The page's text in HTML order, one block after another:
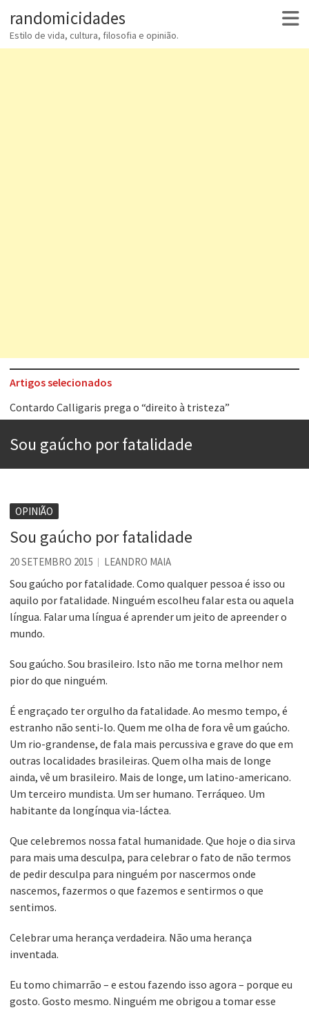
randomicidades
Estilo de vida, cultura, filosofia e opinião.
Artigos selecionados
Contardo Calligaris prega o “direito à tristeza”
Os causos de Jorge Luis Borges
Se queres salvar o mundo, o veganismo não é a resposta
Tem que filmar isso daí
A construção da urbanidade
Aprender a fracassar é o segredo do sucesso
Sou gaúcho por fatalidade
OPINIÃO
Sou gaúcho por fatalidade
20 SETEMBRO 2015 LEANDRO MAIA
Sou gaúcho por fatalidade. Como qualquer pessoa é isso ou
aquilo por fatalidade. Ninguém escolheu falar esta ou aquela
língua. Falar uma língua é aprender um jeito de apreender o
mundo.
Sou gaúcho. Sou brasileiro. Isto não me torna melhor nem
pior do que ninguém.
É engraçado ter orgulho da fatalidade. Ao mesmo tempo, é
estranho não senti-lo. Quem me olha de fora vê um gaúcho.
Um rio-grandense, de fala mais percussiva e grave do que em
outras localidades brasileiras. Quem olha mais de longe
ainda, vê um brasileiro. Mais de longe, um latino-americano.
Um terceiro mundista. Um ser humano. Terráqueo. Um
habitante da longínqua via-láctea.
Que celebremos nossa fatal humanidade. Que hoje o dia sirva
para mais uma desculpa, para celebrar o fato de não termos
de pedir desculpa para ninguém por nascermos onde
nascemos, fazermos o que fazemos e sentirmos o que
sentimos.
Celebrar uma herança verdadeira. Não uma herança
inventada.
Eu tomo chimarrão – e estou fazendo isso agora – porque eu
gosto. Gosto mesmo. Ninguém me obrigou a tomar esse